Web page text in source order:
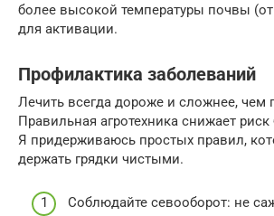
более высокой температуры почвы (от
для активации.
Профилактика заболеваний
Лечить всегда дороже и сложнее, чем
Правильная агротехника снижает риск
Я придерживаюсь простых правил,
держать грядки чистыми.
Соблюдайте севооборот: не